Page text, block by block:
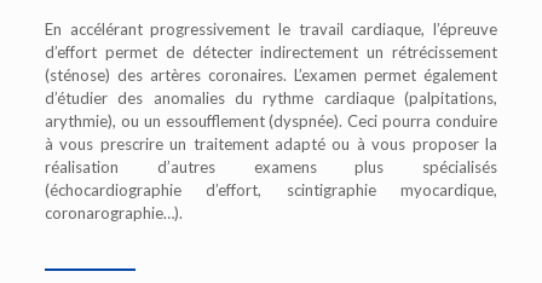
En accélérant progressivement le travail cardiaque, l’épreuve
d’effort permet de détecter indirectement un rétrécissement
(sténose) des artères coronaires. L’examen permet également
d’étudier des anomalies du rythme cardiaque (palpitations,
arythmie), ou un essoufflement (dyspnée). Ceci pourra conduire
à vous prescrire un traitement adapté ou à vous proposer la
réalisation d’autres examens plus spécialisés
(échocardiographie d’effort, scintigraphie myocardique,
coronarographie…).